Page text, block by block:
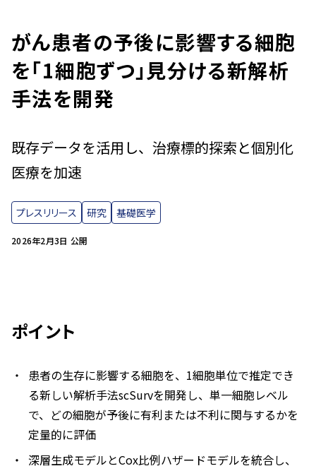
がん患者の予後に影響する細胞
を「1細胞ずつ」見分ける新解析
手法を開発
2026年2月3日 公開
既存データを活用し、治療標的探索と個別化
医療を加速
プレスリリース 研究 基礎医学
ポイント
患者の生存に影響する細胞を、1細胞単位で推定でき
る新しい解析手法scSurvを開発し、単一細胞レベル
で、どの細胞が予後に有利または不利に関与するかを
定量的に評価
深層生成モデルとCox比例ハザードモデルを統合し、